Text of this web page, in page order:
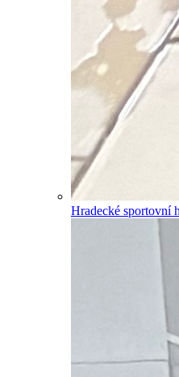
Hradecké sportovní